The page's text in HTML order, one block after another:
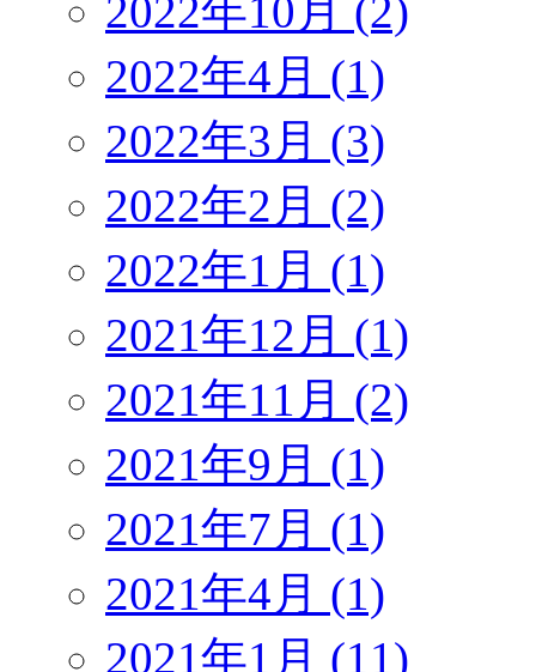
2022年10月 (2)
2022年4月 (1)
2022年3月 (3)
2022年2月 (2)
2022年1月 (1)
2021年12月 (1)
2021年11月 (2)
2021年9月 (1)
2021年7月 (1)
2021年4月 (1)
2021年1月 (11)